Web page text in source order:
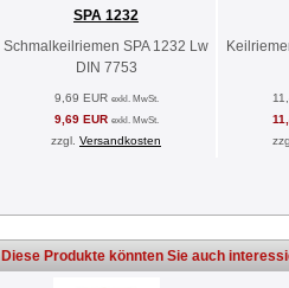
SPA 1232
Schmalkeilriemen SPA 1232 Lw
DIN 7753
9,69 EUR exkl. MwSt.
9,69 EUR exkl. MwSt.
zzgl. Versandkosten
Diese Produkte könnten Sie auch